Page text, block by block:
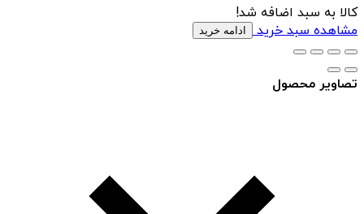
کالا به سبد اضافه شد!
مشاهده سبد خرید
ادامه خرید
تصاویر محصول